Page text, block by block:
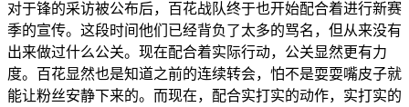
对于锋的采访被公布后，百花战队终于也开始配合着进行新赛
季的宣传。这段时间他们已经背负了太多的骂名，但从来没有
出来做过什么公关。现在配合着实际行动，公关显然更有力
度。百花显然也是知道之前的连续转会，怕不是耍耍嘴皮子就
能让粉丝安静下来的。而现在，配合实打实的动作，实打实的